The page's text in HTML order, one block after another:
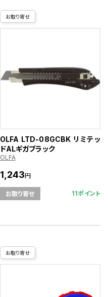
お取り寄せ
OLFA LTD-08GCBK リミテッ
ドALギガブラック
OLFA
1,243円
お取り寄せ 11ポイント
お取り寄せ